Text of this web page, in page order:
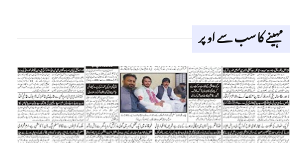
مہینے کا سب سے اوپر